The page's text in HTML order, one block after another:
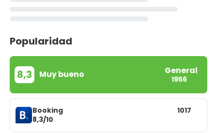
Popularidad
8,3 Muy bueno General
1956
Booking
8,3/10
1017